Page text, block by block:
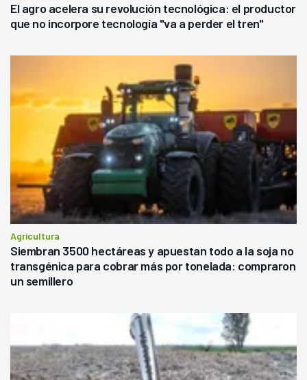
El agro acelera su revolución tecnológica: el productor
que no incorpore tecnología "va a perder el tren"
Agricultura
Siembran 3500 hectáreas y apuestan todo a la soja no
transgénica para cobrar más por tonelada: compraron
un semillero